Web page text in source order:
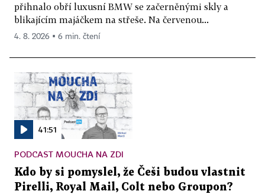
přihnalo obří luxusní BMW se začerněnými skly a
blikajícím majáčkem na střeše. Na červenou...
4. 8. 2026 ▪ 6 min. čtení
41:51
PODCAST MOUCHA NA ZDI
Kdo by si pomyslel, že Češi budou vlastnit
Pirelli, Royal Mail, Colt nebo Groupon?